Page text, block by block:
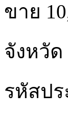
ขาย
จังหวั
รหัสป